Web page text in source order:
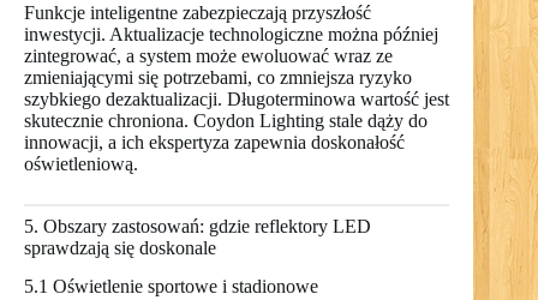
Funkcje inteligentne zabezpieczają przyszłość
inwestycji. Aktualizacje technologiczne można później
zintegrować, a system może ewoluować wraz ze
zmieniającymi się potrzebami, co zmniejsza ryzyko
szybkiego dezaktualizacji. Długoterminowa wartość jest
skutecznie chroniona. Coydon Lighting stale dąży do
innowacji, a ich ekspertyza zapewnia doskonałość
oświetleniową.
5. Obszary zastosowań: gdzie reflektory LED
sprawdzają się doskonale
5.1 Oświetlenie sportowe i stadionowe